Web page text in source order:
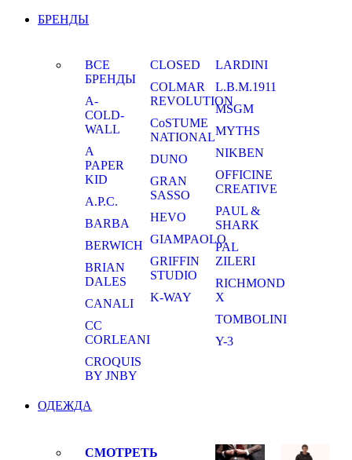
БРЕНДЫ
ВСЕ
БРЕНДЫ
A-
COLD-
WALL
A
PAPER
KID
A.P.C.
BARBA
BERWICH
BRIAN
DALES
CANALI
CC
CORLEANI
CROQUIS
BY JNBY
CLOSED
COLMAR
REVOLUTION
CoSTUME
NATIONAL
DUNO
GRAN
SASSO
HEVO
GIAMPAOLO
GRIFFIN
STUDIO
K-WAY
LARDINI
L.B.M.1911
MSGM
MYTHS
NIKBEN
OFFICINE
CREATIVE
PAUL &
SHARK
PAL
ZILERI
RICHMOND
X
TOMBOLINI
Y-3
ОДЕЖДА
СМОТРЕТЬ